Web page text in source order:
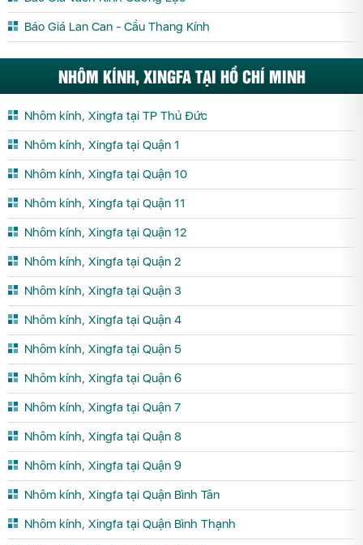
Báo Giá Lan Can - Cầu Thang Kính
NHÔM KÍNH, XINGFA TẠI HỒ CHÍ MINH
Nhôm kính, Xingfa tại TP Thủ Đức
Nhôm kính, Xingfa tại Quận 1
Nhôm kính, Xingfa tại Quận 10
Nhôm kính, Xingfa tại Quận 11
Nhôm kính, Xingfa tại Quận 12
Nhôm kính, Xingfa tại Quận 2
Nhôm kính, Xingfa tại Quận 3
Nhôm kính, Xingfa tại Quận 4
Nhôm kính, Xingfa tại Quận 5
Nhôm kính, Xingfa tại Quận 6
Nhôm kính, Xingfa tại Quận 7
Nhôm kính, Xingfa tại Quận 8
Nhôm kính, Xingfa tại Quận 9
Nhôm kính, Xingfa tại Quận Bình Tân
Nhôm kính, Xingfa tại Quận Bình Thạnh